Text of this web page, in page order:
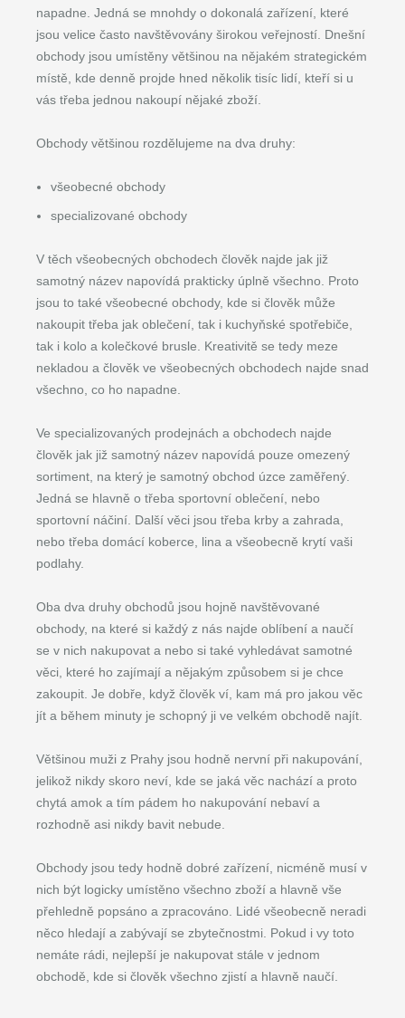
napadne. Jedná se mnohdy o dokonalá zařízení, které
jsou velice často navštěvovány širokou veřejností. Dnešní
obchody jsou umístěny většinou na nějakém strategickém
místě, kde denně projde hned několik tisíc lidí, kteří si u
vás třeba jednou nakoupí nějaké zboží.
Obchody většinou rozdělujeme na dva druhy:
všeobecné obchody
specializované obchody
V těch všeobecných obchodech člověk najde jak již
samotný název napovídá prakticky úplně všechno. Proto
jsou to také všeobecné obchody, kde si člověk může
nakoupit třeba jak oblečení, tak i kuchyňské spotřebiče,
tak i kolo a kolečkové brusle. Kreativitě se tedy meze
nekladou a člověk ve všeobecných obchodech najde snad
všechno, co ho napadne.
Ve specializovaných prodejnách a obchodech najde
člověk jak již samotný název napovídá pouze omezený
sortiment, na který je samotný obchod úzce zaměřený.
Jedná se hlavně o třeba sportovní oblečení, nebo
sportovní náčiní. Další věci jsou třeba krby a zahrada,
nebo třeba domácí koberce, lina a všeobecně krytí vaši
podlahy.
Oba dva druhy obchodů jsou hojně navštěvované
obchody, na které si každý z nás najde oblíbení a naučí
se v nich nakupovat a nebo si také vyhledávat samotné
věci, které ho zajímají a nějakým způsobem si je chce
zakoupit. Je dobře, když člověk ví, kam má pro jakou věc
jít a během minuty je schopný ji ve velkém obchodě najít.
Většinou muži z Prahy jsou hodně nervní při nakupování,
jelikož nikdy skoro neví, kde se jaká věc nachází a proto
chytá amok a tím pádem ho nakupování nebaví a
rozhodně asi nikdy bavit nebude.
Obchody jsou tedy hodně dobré zařízení, nicméně musí v
nich být logicky umístěno všechno zboží a hlavně vše
přehledně popsáno a zpracováno. Lidé všeobecně neradi
něco hledají a zabývají se zbytečnostmi. Pokud i vy toto
nemáte rádi, nejlepší je nakupovat stále v jednom
obchodě, kde si člověk všechno zjistí a hlavně naučí.